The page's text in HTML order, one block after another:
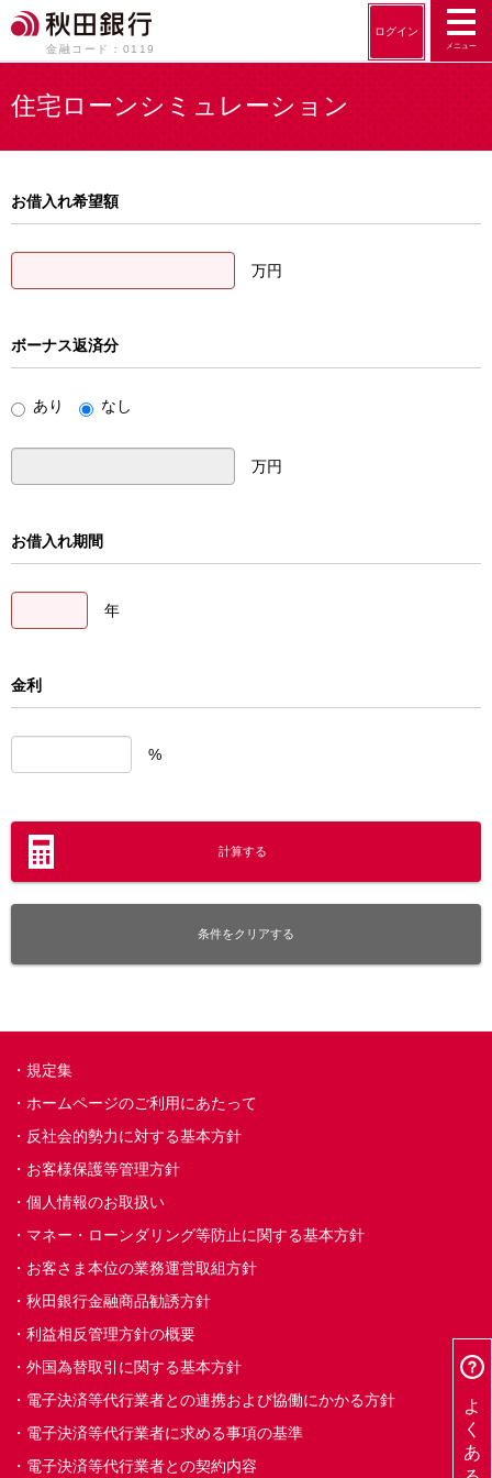
メニュー
ログイン
金融コード：0119
住宅ローンシミュレーション
お借入れ希望額
万円
ボーナス返済分
あり なし
万円
お借入れ期間
年
金利
%
計算する
規定集
ホームページのご利用にあたって
反社会的勢力に対する基本方針
お客様保護等管理方針
個人情報のお取扱い
マネー・ローンダリング等防止に関する基本方針
お客さま本位の業務運営取組方針
秋田銀行金融商品勧誘方針
利益相反管理方針の概要
外国為替取引に関する基本方針
電子決済等代行業者との連携および協働にかかる方針
電子決済等代行業者に求める事項の基準
電子決済等代行業者との契約内容
よくあるご質問